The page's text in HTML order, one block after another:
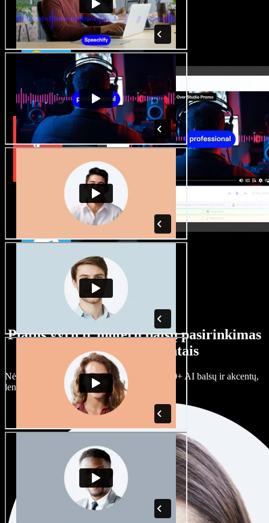
Platus vyrų ir moterų balsų pasirinkimas
su įvairiais akcentais
Nėra dviejų vienodų projektų. Rinkitės iš 100+ AI balsų ir akcentų,
lengvai juos prisitaikykite.